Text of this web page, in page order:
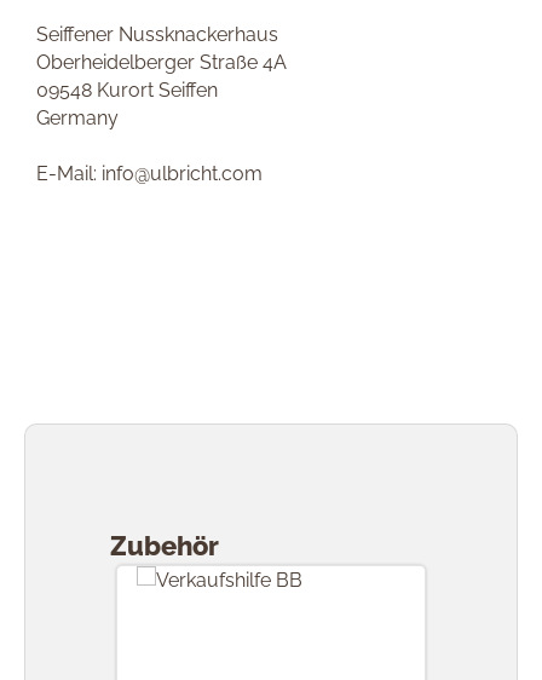
Seiffener Nussknackerhaus
Oberheidelberger Straße 4A
09548 Kurort Seiffen
Germany
E-Mail: info@ulbricht.com
Zubehör